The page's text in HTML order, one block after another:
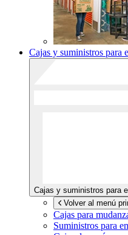
Cajas y suministros para
Cajas y suministros para
Volver al menú
Cajas para
Suministros para